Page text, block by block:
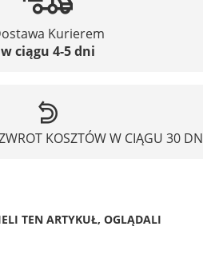
Kurierem
w ciągu 4-5 dni
KOSZTÓW W CIĄGU 30
TEN ARTYKUŁ, OGLĄDALI